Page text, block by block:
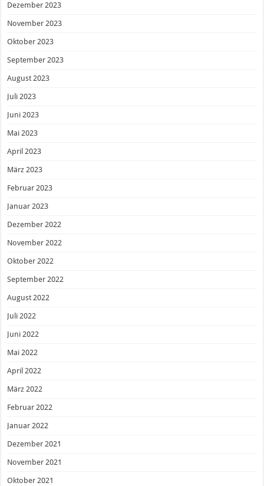
Dezember 2023
November 2023
Oktober 2023
September 2023
August 2023
Juli 2023
Juni 2023
Mai 2023
April 2023
März 2023
Februar 2023
Januar 2023
Dezember 2022
November 2022
Oktober 2022
September 2022
August 2022
Juli 2022
Juni 2022
Mai 2022
April 2022
März 2022
Februar 2022
Januar 2022
Dezember 2021
November 2021
Oktober 2021